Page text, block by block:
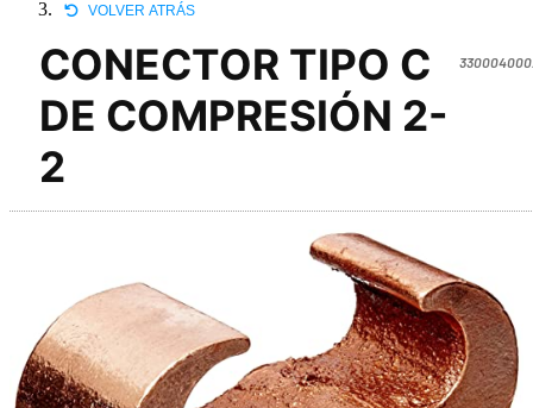
VOLVER ATRÁS
CONECTOR TIPO C
DE COMPRESIÓN 2-
2